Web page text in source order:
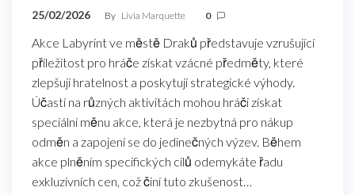
25/02/2026 By Livia Marquette 0
Akce Labyrint ve městě Draků představuje vzrušující
příležitost pro hráče získat vzácné předměty, které
zlepšují hratelnost a poskytují strategické výhody.
Účastí na různých aktivitách mohou hráči získat
speciální měnu akce, která je nezbytná pro nákup
odměn a zapojení se do jedinečných výzev. Během
akce plněním specifických cílů odemykáte řadu
exkluzivních cen, což činí tuto zkušenost…